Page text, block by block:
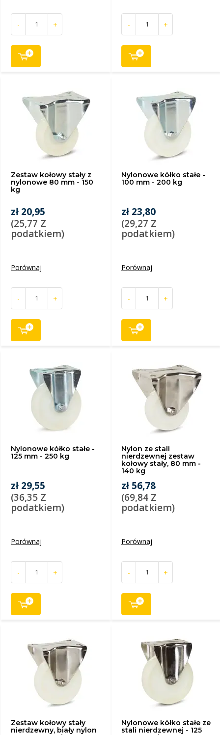
- + - +
Zestaw kołowy stały z
nylonowe 80 mm - 150
kg
zł 20,95
(25,77 Z
podatkiem)
Porównaj
- +
Nylonowe kółko stałe -
100 mm - 200 kg
zł 23,80
(29,27 Z
podatkiem)
Porównaj
- +
Nylonowe kółko stałe -
125 mm - 250 kg
zł 29,55
(36,35 Z
podatkiem)
Porównaj
- +
Nylon ze stali
nierdzewnej zestaw
kołowy stały, 80 mm -
140 kg
zł 56,78
(69,84 Z
podatkiem)
Porównaj
- +
Zestaw kołowy stały
nierdzewny, biały nylon
Nylonowe kółko stałe ze
stali nierdzewnej - 125